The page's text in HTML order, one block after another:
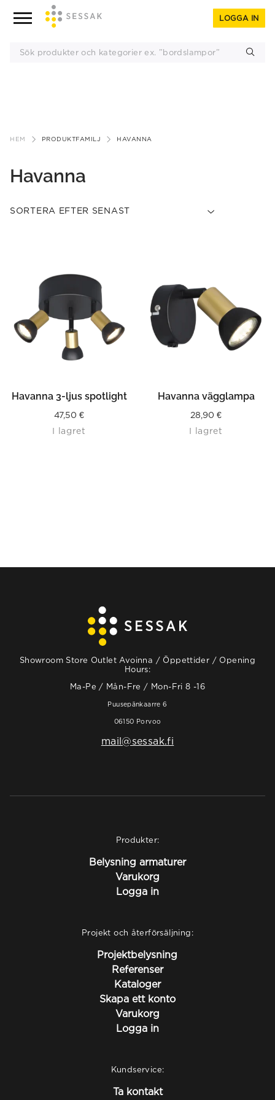
LOGGA IN
HEM PRODUKTFAMILJ HAVANNA
Havanna
Havanna 3-ljus spotlight
47,50 €
I lagret
Havanna vägglampa
28,90 €
I lagret
Showroom Store Outlet Avoinna / Öppettider / Opening
Hours:
Ma-Pe / Mån-Fre / Mon-Fri 8 -16
Puusepänkaarre 6
06150 Porvoo
mail@sessak.fi
Produkter:
Belysning armaturer
Varukorg
Logga in
Projekt och återförsäljning:
Projektbelysning
Referenser
Kataloger
Skapa ett konto
Varukorg
Logga in
Kundservice:
Ta kontakt